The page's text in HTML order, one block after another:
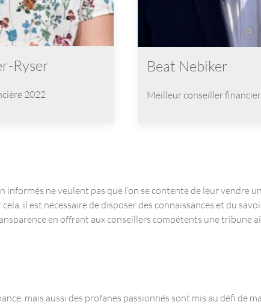
Ryser
2022
Beat Nebiker
Meilleur conseiller financier
informés ne veulent pas que l’on se contente de leur
il est nécessaire de disposer des connaissances et du
en offrant aux conseillers compétents une tribune
mais aussi des profanes passionnés sont mis au défi de